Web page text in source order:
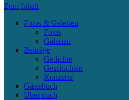
Zum Inhalt
Fotos & Galerien
Fotos
Galerien
Beiträge
Gedichte
Geschichten
Konzerte
Gästebuch
Über mich